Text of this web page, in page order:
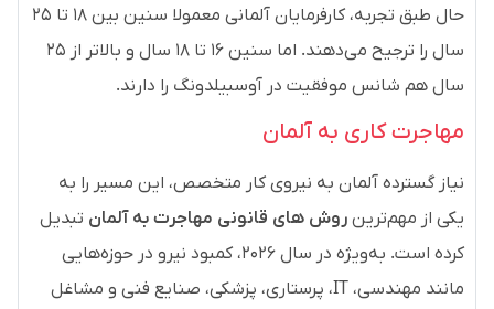
حال طبق تجربه، کارفرمایان آلمانی معمولا سنین بین ۱۸ تا ۲۵
سال را ترجیح می‌دهند. اما سنین ۱۶ تا ۱۸ سال و بالاتر از ۲۵
سال هم شانس موفقیت در آوسبیلدونگ را دارند.
مهاجرت کاری به آلمان
نیاز گسترده آلمان به نیروی کار متخصص، این مسیر را به
یکی از مهم‌ترینروش‌ های قانونی مهاجرت به آلمان تبدیل
کرده است. به‌ویژه در سال ۲۰۲۶، کمبود نیرو در حوزه‌هایی
مانند مهندسی، IT، پرستاری، پزشکی، صنایع فنی و مشاغل